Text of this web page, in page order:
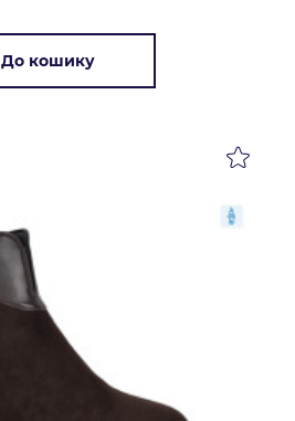
До кошику